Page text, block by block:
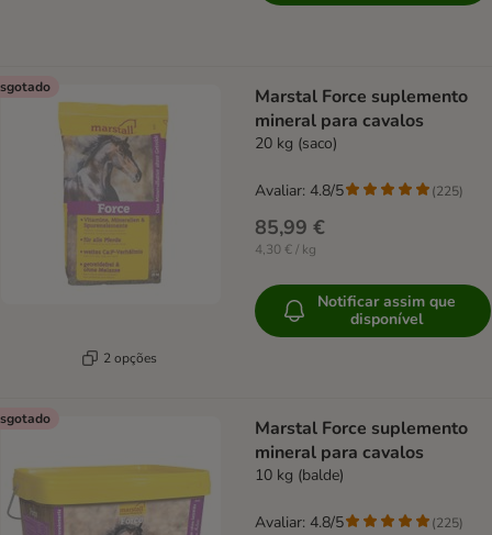
2 opções
Marstal Force suplemento
mineral para cavalos
20 kg (saco)
85,99 €
4,30 € / kg
Avaliar: 4.8/5 (225)
Notificar assim que
disponível
Marstal Force suplemento
mineral para cavalos
10 kg (balde)
Avaliar: 4.8/5 (225)